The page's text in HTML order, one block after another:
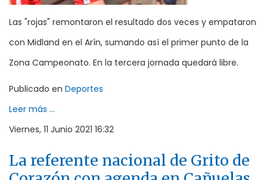
Las "rojas" remontaron el resultado dos veces y empataron
con Midland en el Arín, sumando así el primer punto de la
Zona Campeonato. En la tercera jornada quedará libre.
Publicado en Deportes
Leer más ...
Viernes, 11 Junio 2021 16:32
La referente nacional de Grito de